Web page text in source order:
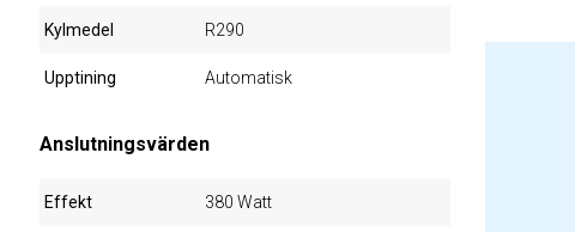
Kylmedel R290
Upptining Automatisk
Anslutningsvärden
Effekt 380 Watt